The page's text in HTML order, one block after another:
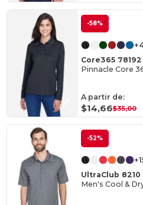
-58%
Core365 78192
A partir de:
$14,66$35,00
-52%
UltraClub 8210
Men's Cool &